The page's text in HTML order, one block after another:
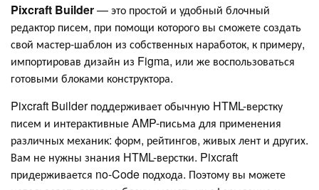
Pixcraft Builder— это простой и удобный блочный
редактор писем, при помощи которого вы сможете создать
свой мастер-шаблон из собственных наработок, к примеру,
импортировав дизайн из Figma, или же воспользоваться
готовыми блоками конструктора.
Pixcraft Builder поддерживает обычную HTML-верстку
писем и интерактивные AMP-письма для применения
различных механик: форм, рейтингов, живых лент и других.
Вам не нужны знания HTML-верстки. Pixcraft
придерживается no-Code подхода. Поэтому вы можете